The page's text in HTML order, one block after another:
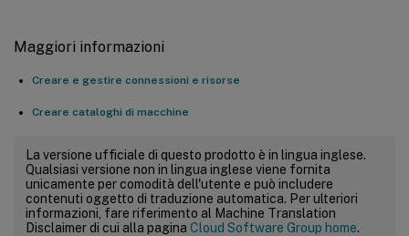
Maggiori informazioni
Creare e gestire connessioni e risorse
Creare cataloghi di macchine
La versione ufficiale di questo prodotto è in lingua inglese.
Qualsiasi versione non in lingua inglese viene fornita
unicamente per comodità dell'utente e può includere
contenuti oggetto di traduzione automatica. Per ulteriori
informazioni, fare riferimento al Machine Translation
Disclaimer di cui alla pagina Cloud Software Group home.